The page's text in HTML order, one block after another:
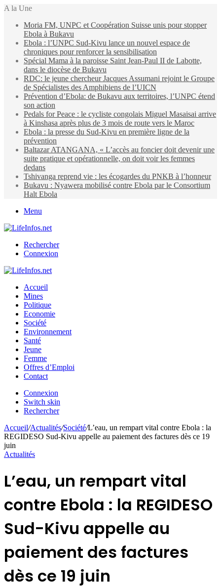
A la Une
Moria FM, UNPC et Coopération Suisse unis pour stopper
Ebola à Bukavu
Ebola : l’UNPC Sud-Kivu lance un nouvel espace de
chroniques pour renforcer la sensibilisation
Spécial Mama à la paroisse Saint Jean-Paul II de Labotte,
dans le diocèse de Bukavu
RDC: le jeune chercheur Jacques Assumani rejoint le Groupe
de Spécialistes des Amphibiens de l’UICN
Prévention d’Ebola: de Bukavu aux territoires, l’UNPC étend
son action
Pedals for Peace : le cycliste congolais Miguel Masaisai arrive
à Kinshasa après plus de 3 mois de route vers le Maroc
Ebola : la presse du Sud-Kivu en première ligne de la
prévention
Baltazar ATANGANA, « L’accès au foncier doit devenir une
suite pratique et opérationnelle, on doit voir les femmes
dedans
Tshivanga reprend vie : les écogardes du PNKB à l’honneur
Bukavu : Nyawera mobilisé contre Ebola par le Consortium
Halt Ebola
Menu
Rechercher
Connexion
Accueil
Mines
Politique
Economie
Société
Environnement
Santé
Jeune
Femme
Offres d’Emploi
Contact
Connexion
Switch skin
Rechercher
Accueil/Actualités/Société/L’eau, un rempart vital contre Ebola : la
REGIDESO Sud-Kivu appelle au paiement des factures dès ce 19
juin
Actualités
L’eau, un rempart vital
contre Ebola : la REGIDESO
Sud-Kivu appelle au
paiement des factures
dès ce 19 juin